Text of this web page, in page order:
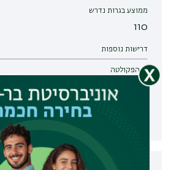
ממוצע בגרות נדרש
110
דרישות נוספות
הפקולטה
מתמטיקה 4 יח"ל בציון 90 או 5 יח"ל בציון 72
אנגלית 5 יח"ל בציון 80